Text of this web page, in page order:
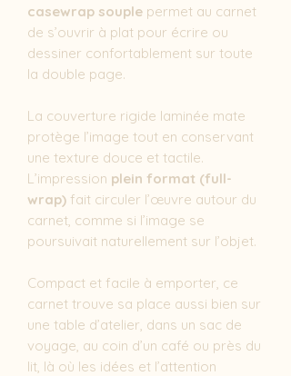
casewrap souple permet au carnet
de s’ouvrir à plat pour écrire ou
dessiner confortablement sur toute
la double page.
La couverture rigide laminée mate
protège l’image tout en conservant
une texture douce et tactile.
L’impression plein format (full-
wrap) fait circuler l’œuvre autour du
carnet, comme si l’image se
poursuivait naturellement sur l’objet.
Compact et facile à emporter, ce
carnet trouve sa place aussi bien sur
une table d’atelier, dans un sac de
voyage, au coin d’un café ou près du
lit, là où les idées et l’attention